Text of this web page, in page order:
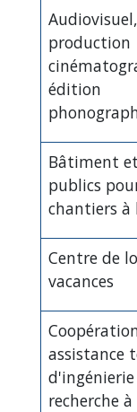
Audiovisuel,
production
édition
Bâtiment
publics
chantiers à
Centre de
vacances
assistance
recherche